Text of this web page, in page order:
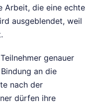
Arbeit, die eine echte
ausgeblendet, weil
genauer
an die
nach der
dürfen ihre